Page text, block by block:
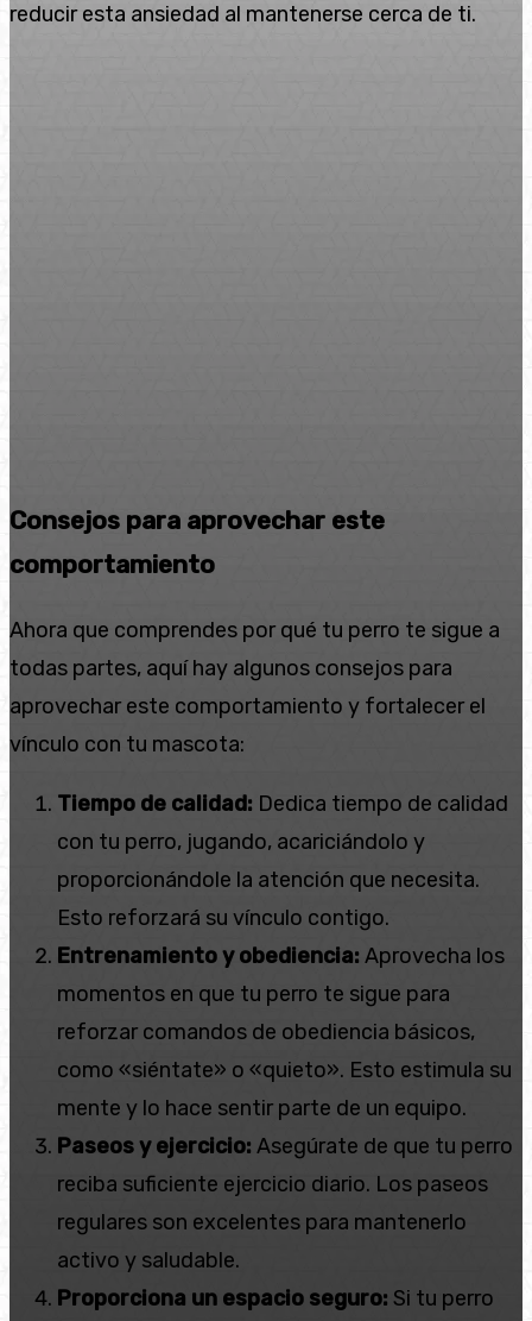
reducir esta ansiedad al mantenerse cerca de ti.
Consejos para aprovechar este
comportamiento
Ahora que comprendes por qué tu perro te sigue a
todas partes, aquí hay algunos consejos para
aprovechar este comportamiento y fortalecer el
vínculo con tu mascota:
Tiempo de calidad: Dedica tiempo de calidad
con tu perro, jugando, acariciándolo y
proporcionándole la atención que necesita.
Esto reforzará su vínculo contigo.
Entrenamiento y obediencia: Aprovecha los
momentos en que tu perro te sigue para
reforzar comandos de obediencia básicos,
como «siéntate» o «quieto». Esto estimula su
mente y lo hace sentir parte de un equipo.
Paseos y ejercicio: Asegúrate de que tu perro
reciba suficiente ejercicio diario. Los paseos
regulares son excelentes para mantenerlo
activo y saludable.
Proporciona un espacio seguro: Si tu perro